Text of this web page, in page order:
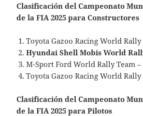
Clasificación del Campeonato
de la FIA 2025 para Constructores
Toyota Gazoo Racing World Rally
Hyundai Shell Mobis World
M-Sport Ford World Rally Team –
Toyota Gazoo Racing World Rally
Clasificación del Campeonato
de la FIA 2025 para Pilotos